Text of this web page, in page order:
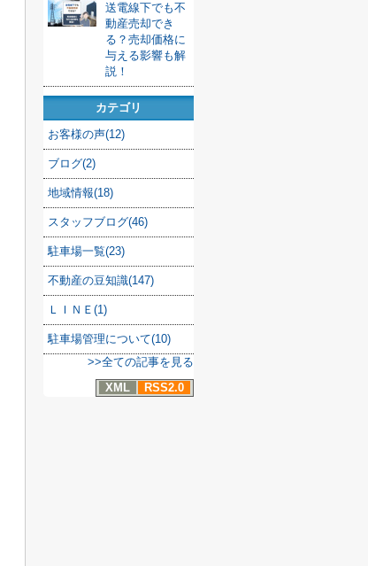
送電線下でも不
動産売却でき
る？売却価格に
与える影響も解
説！
カテゴリ
お客様の声(12)
ブログ(2)
地域情報(18)
スタッフブログ(46)
駐車場一覧(23)
不動産の豆知識(147)
ＬＩＮＥ(1)
駐車場管理について(10)
>>全ての記事を見る
XML
RSS2.0